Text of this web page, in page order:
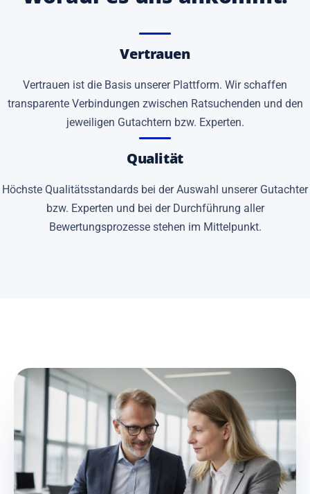
Vertrauen
Vertrauen ist die Basis unserer Plattform. Wir schaffen
transparente Verbindungen zwischen Ratsuchenden und den
jeweiligen Gutachtern bzw. Experten.
Qualität
Höchste Qualitätsstandards bei der Auswahl unserer Gutachter
bzw. Experten und bei der Durchführung aller
Bewertungsprozesse stehen im Mittelpunkt.